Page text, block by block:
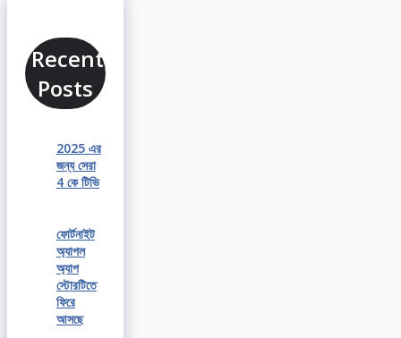
Recent
Posts
2025 এর
জন্য সেরা
4 কে টিভি
ফোর্টনাইট
অ্যাপল
অ্যাপ
স্টোরটিতে
ফিরে
আসছে